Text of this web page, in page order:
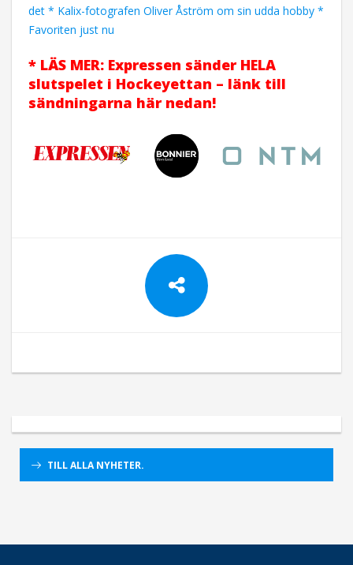
det * Kalix-fotografen Oliver Åström om sin udda hobby *
Favoriten just nu
* LÄS MER: Expressen sänder HELA
slutspelet i Hockeyettan – länk till
sändningarna här nedan!
TILL ALLA NYHETER.